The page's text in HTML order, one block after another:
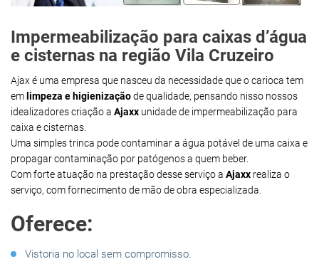
Impermeabilização para caixas d’água
e cisternas na região Vila Cruzeiro
Ajax é uma empresa que nasceu da necessidade que o carioca tem
em limpeza e higienizaçãode qualidade, pensando nisso nossos
idealizadores criação a Ajaxx unidade de impermeabilização para
caixa e cisternas.
Uma simples trinca pode contaminar a água potável de uma caixa e
propagar contaminação por patógenos a quem beber.
Com forte atuação na prestação desse serviço a Ajaxx realiza o
serviço, com fornecimento de mão de obra especializada.
Oferece:
Vistoria no local sem compromisso.